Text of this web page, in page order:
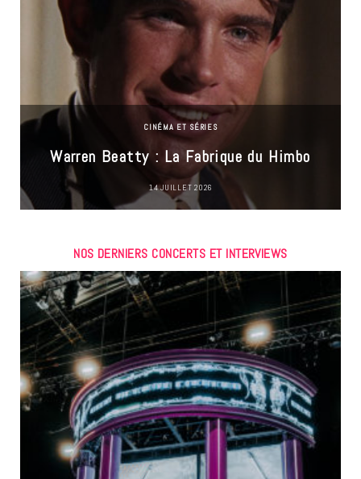
CINÉMA ET SÉRIES
Warren Beatty : La Fabrique du Himbo
14 JUILLET 2026
NOS DERNIERS CONCERTS ET INTERVIEWS